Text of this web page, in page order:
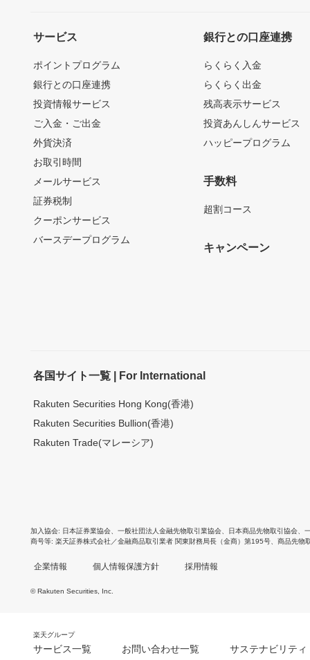
サービス
ポイントプログラム
銀行との口座連携
投資情報サービス
ご入金・ご出金
外貨決済
お取引時間
メールサービス
証券税制
クーポンサービス
バースデープログラム
銀行との口座連携
らくらく入金
らくらく出金
残高表示サービス
投資あんしんサービス
ハッピープログラム
手数料
超割コース
キャンペーン
各国サイト一覧 | For International
Rakuten Securities Hong Kong(香港)
Rakuten Securities Bullion(香港)
Rakuten Trade(マレーシア)
加入協会 日本証券業協会 一般社団法人金融先物取引業協会 日本商品先物取引協会
商号等 楽天証券株式会社／金融商品取引業者 関東財務局長（金商）第195号、商品先物
企業情報 個人情報保護方針 採用情報
© Rakuten Securities, Inc.
楽天グループ
サービス一覧 お問い合わせ一覧 サステナビリティ